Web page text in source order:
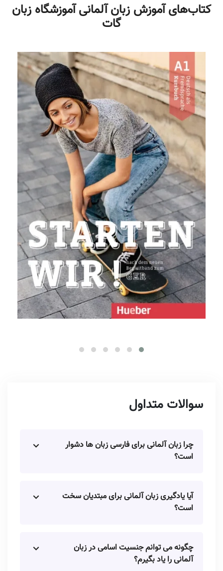
کتاب‌های آموزش زبان آلمانی آموزشگاه زبان
گات
سوالات متداول
چرا زبان آلمانی برای فارسی زبان ها دشوار
است؟
آیا یادگیری زبان آلمانی برای مبتدیان سخت
است؟
چگونه می توانم جنسیت اسامی در زبان
آلمانی را یاد بگیرم؟